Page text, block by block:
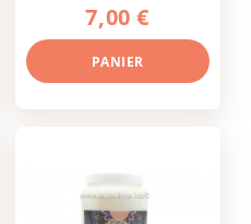
7,00 €
PANIER